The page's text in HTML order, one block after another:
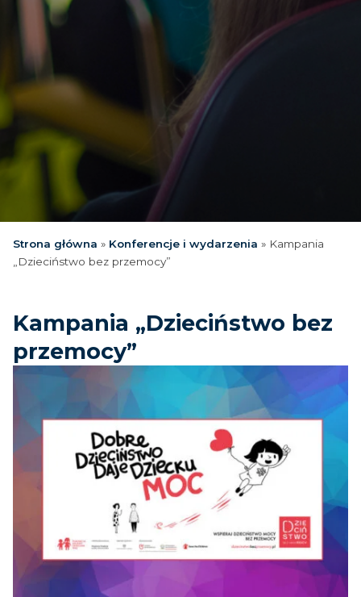
Strona główna » Konferencje i wydarzenia » Kampania
„Dzieciństwo bez przemocy”
Kampania „Dzieciństwo bez
przemocy”